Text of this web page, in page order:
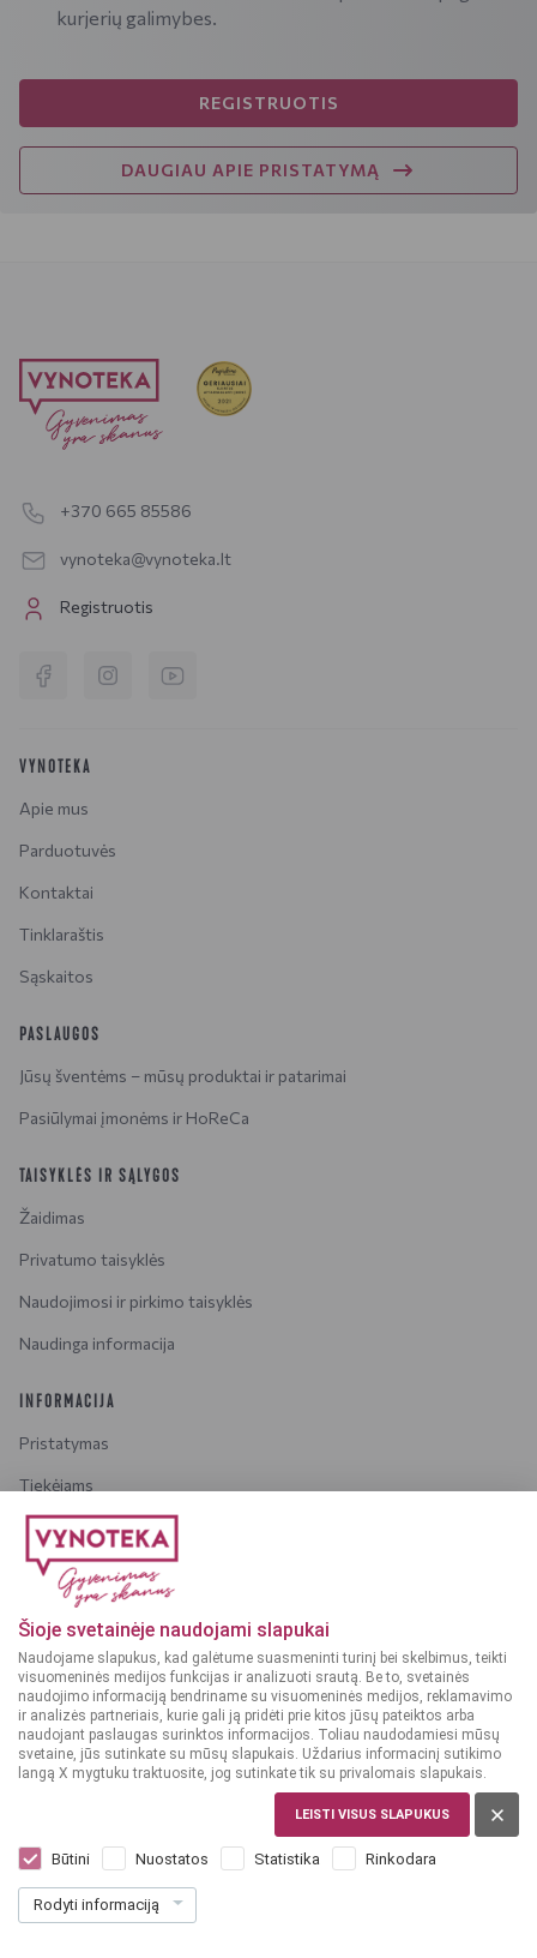
Šioje svetainėje naudojami slapukai
Naudojame slapukus, kad galėtume suasmeninti turinį bei skelbimus, teikti
visuomeninės medijos funkcijas ir analizuoti srautą. Be to, svetainės
naudojimo informaciją bendriname su visuomeninės medijos, reklamavimo
ir analizės partneriais, kurie gali ją pridėti prie kitos jūsų pateiktos arba
naudojant paslaugas surinktos informacijos. Toliau naudodamiesi mūsų
svetaine, jūs sutinkate su mūsų slapukais. Uždarius informacinį sutikimo
langą X mygtuku traktuosite, jog sutinkate tik su privalomais slapukais.
LEISTI VISUS SLAPUKUS
Būtini Nuostatos Statistika Rinkodara
Rodyti informaciją
kurjerių galimybes.
REGISTRUOTIS
DAUGIAU APIE PRISTATYMĄ
+370 665 85586
vynoteka@vynoteka.lt
Registruotis
VYNOTEKA
Apie mus
Parduotuvės
Kontaktai
Tinklaraštis
Sąskaitos
PASLAUGOS
Jūsų šventėms – mūsų produktai ir patarimai
Pasiūlymai įmonėms ir HoReCa
TAISYKLĖS IR SĄLYGOS
Žaidimas
Privatumo taisyklės
Naudojimosi ir pirkimo taisyklės
Naudinga informacija
INFORMACIJA
Pristatymas
Tiekėjams
Karjera
Dažniausiai užduodami klausimai
Dėmesio!
Alkoholinius gėrimus gali įsigyti tik asmenys,
kuriems yra ne mažiau kaip 20 metų.